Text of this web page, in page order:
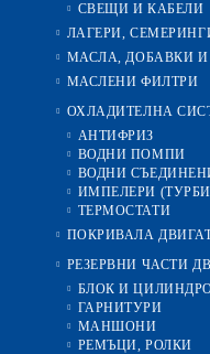
СВЕЩИ И КАБЕЛИ
ЛАГЕРИ,
МАСЛА, ДОБАВКИ И
МАСЛЕНИ ФИЛТРИ
ОХЛАДИТЕЛНА
АНТИФРИЗ
ВОДНИ ПОМПИ
ВОДНИ
ИМПЕЛЕРИ
ТЕРМОСТАТИ
ПОКРИВАЛА
РЕЗЕРВНИ ЧАСТИ
БЛОК И
ГАРНИТУРИ
МАНШОНИ
РЕМЪЦИ, РОЛКИ